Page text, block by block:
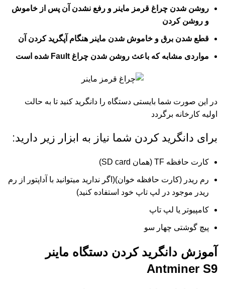
روشن شدن چراغ قرمز ماینر و رفع نشدن آن پس از خاموش
و روشن کردن
قطع شدن برق و خاموش شدن ماینر هنگام آپگرید کردن آن
مواردی مشابه که باعث روشن شدن چراغ Fault شده است
در این صورت شما بایستی دستگاه را دانگرید کنید تا به حالت
اولیه کارخانه برگردد
برای دانگرید کردن شما نیاز به ابزار زیر دارید:
کارت حافظه TF (همان SD card)
رم ریدر (کارت حافظه خوان)(اگر ندارید میتوانید با آداپتور از رم
ریدر موجود در لپ تاپ خود استفاده کنید)
کامپیوتر یا لپ تاپ
پیچ گوشتی چهار سو
آموزش دانگرید کردن دستگاه ماینر
Antminer S9